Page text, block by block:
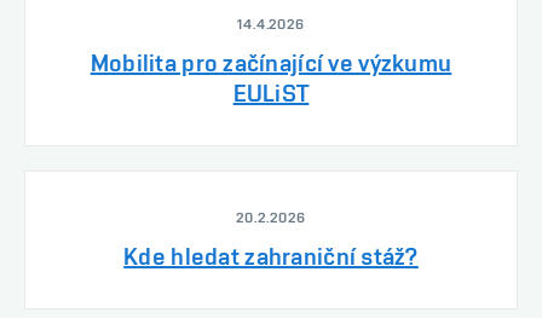
14.4.2026
Mobilita pro začínající ve výzkumu
EULiST
20.2.2026
Kde hledat zahraniční stáž?